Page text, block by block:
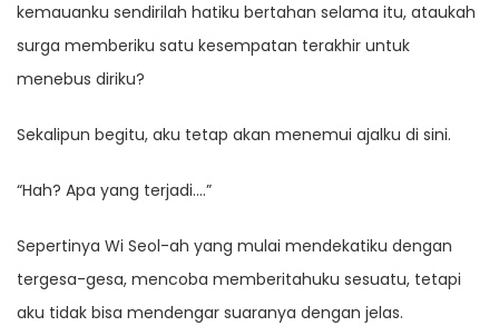
kemauanku sendirilah hatiku bertahan selama itu, ataukah
surga memberiku satu kesempatan terakhir untuk
menebus diriku?
Sekalipun begitu, aku tetap akan menemui ajalku di sini.
“Hah? Apa yang terjadi….”
Sepertinya Wi Seol-ah yang mulai mendekatiku dengan
tergesa-gesa, mencoba memberitahuku sesuatu, tetapi
aku tidak bisa mendengar suaranya dengan jelas.